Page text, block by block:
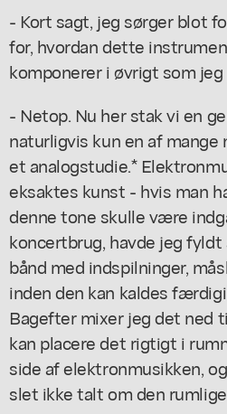
- Kort sagt, jeg sørger blot
for, hvordan dette
komponerer i øvrigt som jeg
- Netop. Nu her stak vi en
naturligvis kun en af mange
et analogstudie.*
eksaktes kunst - hvis man
denne tone skulle være
koncertbrug, havde jeg
bånd med indspilninger,
inden den kan kaldes
Bagefter mixer jeg det ned
kan placere det rigtigt i
side af elektronmusikken,
slet ikke talt om den